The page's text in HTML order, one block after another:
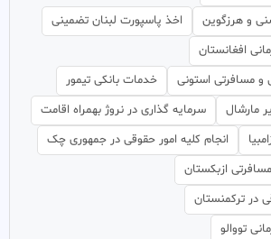
و هرزگوین
اخذ پاسپورت لبنان تضمینی
افغانستان
و مسافرتی استونی
خدمات بانکی تیمور
مارشال
سرمایه گذاری در نروژ بهمراه اقامت
انجام کلیه امور حقوقی در جمهوری چک
ازبکستان
در ترکمنستان
تووالو